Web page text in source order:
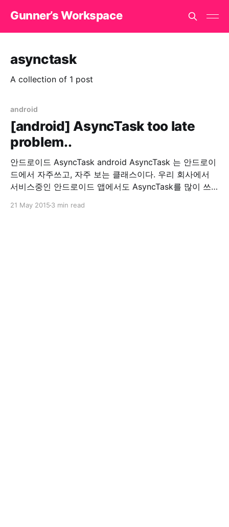
Gunner’s Workspace
asynctask
A collection of 1 post
android
[android] AsyncTask too late
problem..
안드로이드 AsyncTask android AsyncTask 는 안드로이
드에서 자주쓰고, 자주 보는 클래스이다. 우리 회사에서
서비스중인 안드로이드 앱에서도 AsyncTask를 많이 쓰
무 느려서 원인을 찾기위해 이것저것 로그를 찍어본 결과.
21 May 2015 3 min read